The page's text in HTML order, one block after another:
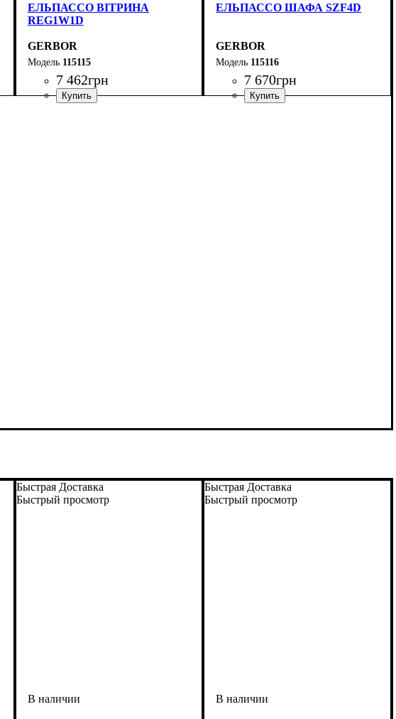
ЕЛЬПАССО ВІТРИНА
REG1W1D
GERBOR
115115
7 462грн
ЕЛЬПАССО ШАФА SZF4D
GERBOR
115116
7 670грн
Быстрая Доставка
Быстрый просмотр
Быстрая Доставка
Быстрый просмотр